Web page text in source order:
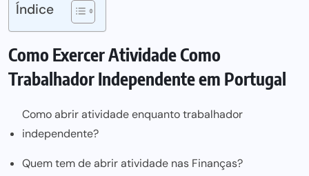
Índice
Como Exercer Atividade Como
Trabalhador Independente em Portugal
Como abrir atividade enquanto trabalhador
independente?
Quem tem de abrir atividade nas Finanças?